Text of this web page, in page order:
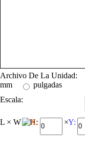
Archivo De La Unidad:
mm
pulgadas
Escala:
L × W × H:
X: ×Y: